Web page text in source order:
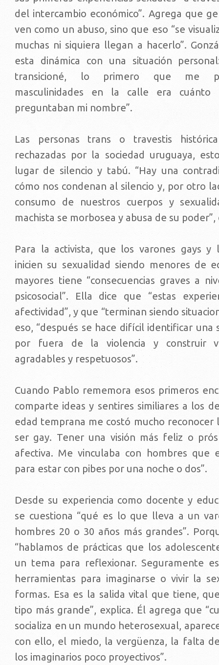
del intercambio económico”. Agrega que
ven como un abuso, sino que eso “se
muchas ni siquiera llegan a hacerlo”.
esta dinámica con una situación
transicioné, lo primero que me
masculinidades en la calle era cuánto
preguntaban mi nombre”.
Las personas trans o travestis
rechazadas por la sociedad uruguaya,
lugar de silencio y tabú. “Hay una
cómo nos condenan al silencio y, por otro
consumo de nuestros cuerpos y
machista se morbosea y abusa de su poder”,
Para la activista, que los varones gays y
inicien su sexualidad siendo menores de
mayores tiene “consecuencias graves a
psicosocial”. Ella dice que “estas
afectividad”, y que “terminan siendo
eso, “después se hace difícil identificar una
por fuera de la violencia y construir
agradables y respetuosos”.
Cuando Pablo rememora esos primeros
comparte ideas y sentires similiares a los
edad temprana me costó mucho reconocer
ser gay. Tener una visión más feliz o
afectiva. Me vinculaba con hombres que
para estar con pibes por una noche o dos”.
Desde su experiencia como docente y
se cuestiona “qué es lo que lleva a un
hombres 20 o 30 años más grandes”.
“hablamos de prácticas que los
un tema para reflexionar. Seguramente
herramientas para imaginarse o vivir la
formas. Esa es la salida vital que tiene,
tipo más grande”, explica. Él agrega que
socializa en un mundo heterosexual,
con ello, el miedo, la vergüenza, la falta
los imaginarios poco proyectivos”.